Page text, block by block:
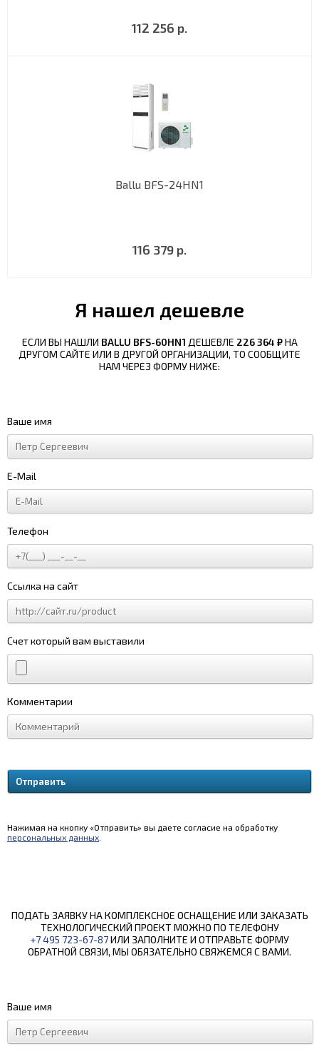
112 256 р.
Ballu BFS-24HN1
116 379 р.
Я нашел дешевле
ЕСЛИ ВЫ НАШЛИ BALLU BFS-60HN1 ДЕШЕВЛЕ 226 364 ₽НА
ДРУГОМ САЙТЕ ИЛИ В ДРУГОЙ ОРГАНИЗАЦИИ, ТО СООБЩИТЕ
НАМ ЧЕРЕЗ ФОРМУ НИЖЕ:
Ваше имя
E-Mail
Телефон
Ссылка на сайт
Счет который вам выставили
Комментарии
Нажимая на кнопку «Отправить» вы даете согласие на обработку
персональных данных
ПОДАТЬ ЗАЯВКУ НА КОМПЛЕКСНОЕ ОСНАЩЕНИЕ ИЛИ ЗАКАЗАТЬ
ТЕХНОЛОГИЧЕСКИЙ ПРОЕКТ МОЖНО ПО ТЕЛЕФОНУ
+7 495 723-67-87ИЛИ ЗАПОЛНИТЕ И ОТПРАВЬТЕ ФОРМУ
ОБРАТНОЙ СВЯЗИ, МЫ ОБЯЗАТЕЛЬНО СВЯЖЕМСЯ С ВАМИ.
Ваше имя